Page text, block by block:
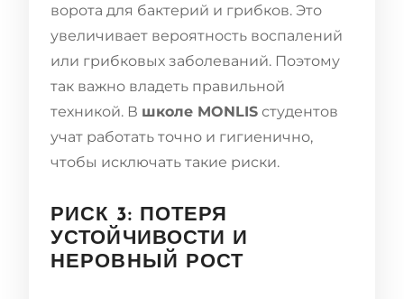
ворота для бактерий и грибков. Это
увеличивает вероятность воспалений
или грибковых заболеваний. Поэтому
так важно владеть правильной
техникой. В школе MONLIS студентов
учат работать точно и гигиенично,
чтобы исключать такие риски.
РИСК 3: ПОТЕРЯ
УСТОЙЧИВОСТИ И
НЕРОВНЫЙ РОСТ